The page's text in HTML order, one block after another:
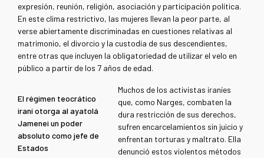
expresión, reunión, religión, asociación y participación política.
En este clima restrictivo, las mujeres llevan la peor parte, al
verse abiertamente discriminadas en cuestiones relativas al
matrimonio, el divorcio y la custodia de sus descendientes,
entre otras que incluyen la obligatoriedad de utilizar el velo en
público a partir de los 7 años de edad.
El régimen teocrático
iraní otorga al ayatolá
Jamenei un poder
absoluto como jefe de
Estados
Muchos de los activistas iraníes
que, como Narges, combaten la
dura restricción de sus derechos,
sufren encarcelamientos sin juicio y
enfrentan torturas y maltrato. Ella
denunció estos violentos métodos